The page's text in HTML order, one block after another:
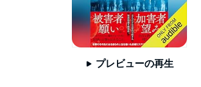
プレビューの再生